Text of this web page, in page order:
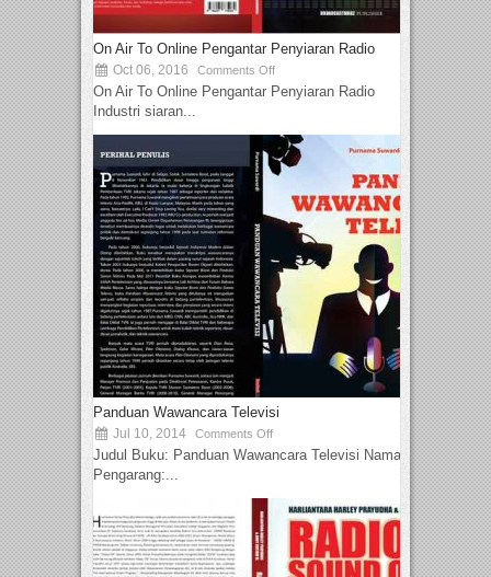
On Air To Online Pengantar Penyiaran Radio
Oct 06, 2016 Comments Off
On Air To Online Pengantar Penyiaran Radio
Industri siaran...
Panduan Wawancara Televisi
Jul 10, 2014 Comments Off
Judul Buku: Panduan Wawancara Televisi Nama
Pengarang:...